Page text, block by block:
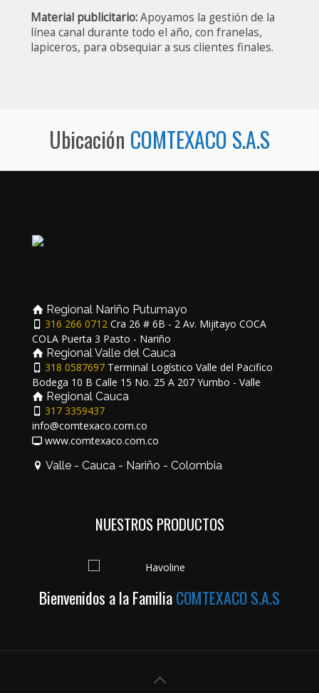
Material publicitario:Apoyamos la gestión de la
línea canal durante todo el año, con franelas,
lapiceros, para obsequiar a sus clientes finales.
Ubicación COMTEXACO S.A.S
Regional Nariño Putumayo
316 266 0712 Cra 26 # 6B - 2 Av. Mijitayo COCA
COLA Puerta 3 Pasto - Nariño
Regional Valle del Cauca
318 0587697 Terminal Logístico Valle del Pacifico
Bodega 10 B Calle 15 No. 25 A 207 Yumbo - Valle
Regional Cauca
317 3359437
info@comtexaco.com.co
www.comtexaco.com.co
Valle - Cauca - Nariño - Colombia
NUESTROS PRODUCTOS
Bienvenidos a la FamiliaCOMTEXACO S.A.S